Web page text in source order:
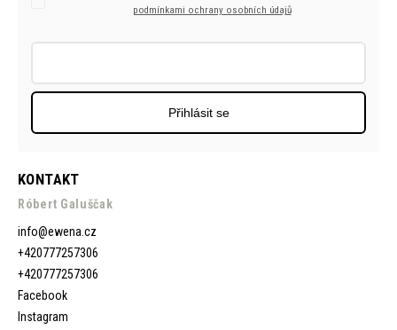
KONTAKT
Róbert Galuščak
info@ewena.cz
+420777257306
+420777257306
Facebook
Instagram
podmínkami ochrany osobních údajů
Přihlásit se